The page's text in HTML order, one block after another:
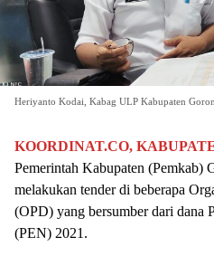
Heriyanto Kodai, Kabag ULP Kabupaten
KOORDINAT.CO,
Pemerintah Kabupaten (Pemkab)
melakukan tender di beberapa
(OPD) yang bersumber dari dana
(PEN) 2021.